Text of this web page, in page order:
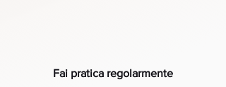
Fai pratica regolarmente